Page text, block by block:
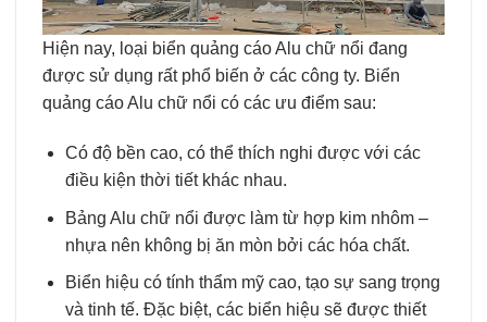
Hiện nay, loại biển quảng cáo Alu chữ nổi đang
được sử dụng rất phổ biến ở các công ty. Biển
quảng cáo Alu chữ nổi có các ưu điểm sau:
Có độ bền cao, có thể thích nghi được với các
điều kiện thời tiết khác nhau.
Bảng Alu chữ nổi được làm từ hợp kim nhôm –
nhựa nên không bị ăn mòn bởi các hóa chất.
Biển hiệu có tính thẩm mỹ cao, tạo sự sang trọng
và tinh tế. Đặc biệt, các biển hiệu sẽ được thiết